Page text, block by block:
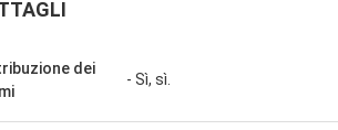
dei
- Sì, sì.